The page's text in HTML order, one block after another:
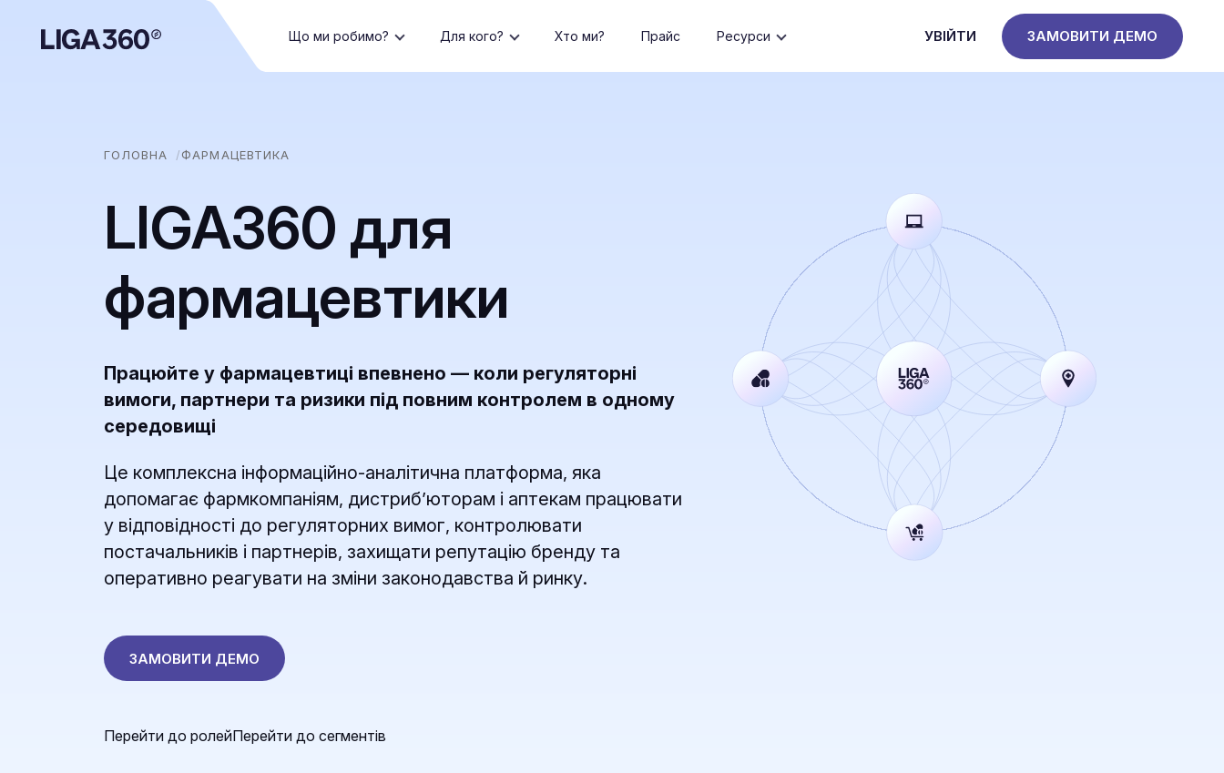
Що ми робимо? Для кого? Хто ми? Прайс Ресурси УВІЙТИ ЗАМОВИТИ ДЕМО
ГОЛОВНА ФАРМАЦЕВТИКА
LIGA360 для
фармацевтики
Працюйте у фармацевтиці впевнено — коли регуляторні
вимоги, партнери та ризики під повним контролем в одному
середовищі
Це комплексна інформаційно-аналітична платформа, яка
допомагає фармкомпаніям, дистриб’юторам і аптекам працювати
у відповідності до регуляторних вимог, контролювати
постачальників і партнерів, захищати репутацію бренду та
оперативно реагувати на зміни законодавства й ринку.
ЗАМОВИТИ ДЕМО
Перейти до ролейПерейти до сегментів